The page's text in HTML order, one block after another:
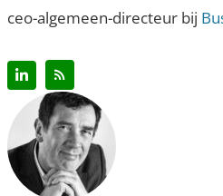
ceo-algemeen-directeur bij